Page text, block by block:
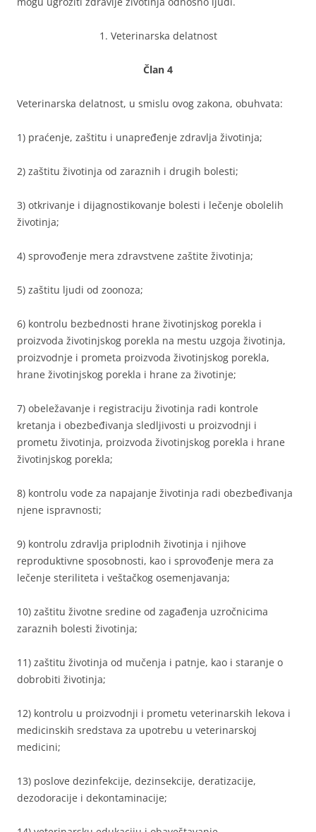
1. Veterinarska delatnost
Član 4
Veterinarska delatnost, u smislu ovog zakona, obuhvata:
1) praćenje, zaštitu i unapređenje zdravlja životinja;
2) zaštitu životinja od zaraznih i drugih bolesti;
3) otkrivanje i dijagnostikovanje bolesti i lečenje obolelih
životinja;
4) sprovođenje mera zdravstvene zaštite životinja;
5) zaštitu ljudi od zoonoza;
6) kontrolu bezbednosti hrane životinjskog porekla i
proizvoda životinjskog porekla na mestu uzgoja životinja,
proizvodnje i prometa proizvoda životinjskog porekla,
hrane životinjskog porekla i hrane za životinje;
7) obeležavanje i registraciju životinja radi kontrole
kretanja i obezbeđivanja sledljivosti u proizvodnji i
prometu životinja, proizvoda životinjskog porekla i hrane
životinjskog porekla;
8) kontrolu vode za napajanje životinja radi obezbeđivanja
njene ispravnosti;
9) kontrolu zdravlja priplodnih životinja i njihove
reproduktivne sposobnosti, kao i sprovođenje mera za
lečenje steriliteta i veštačkog osemenjavanja;
10) zaštitu životne sredine od zagađenja uzročnicima
zaraznih bolesti životinja;
11) zaštitu životinja od mučenja i patnje, kao i staranje o
dobrobiti životinja;
12) kontrolu u proizvodnji i prometu veterinarskih lekova i
medicinskih sredstava za upotrebu u veterinarskoj
medicini;
13) poslove dezinfekcije, dezinsekcije, deratizacije,
dezodoracije i dekontaminacije;